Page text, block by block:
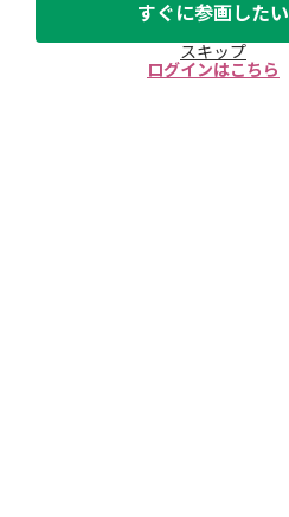
すぐに参画したい
スキップ
ログインはこちら